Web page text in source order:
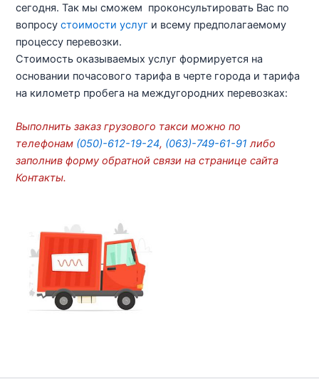
сегодня. Так мы сможем проконсультировать Вас по
вопросу стоимости услуг и всему предполагаемому
процессу перевозки.
Стоимость оказываемых услуг формируется на
основании почасового тарифа в черте города и тарифа
на километр пробега на междугородних перевозках:
Выполнить заказ грузового такси можно по
телефонам (050)-612-19-24, (063)-749-61-91 либо
заполнив форму обратной связи на странице сайта
Контакты.